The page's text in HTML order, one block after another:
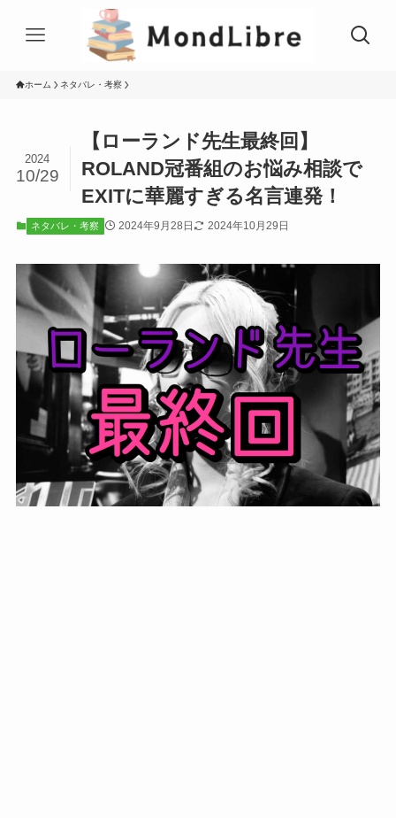
ホーム ネタバレ・考察
【ローランド先生最終回】
ROLAND冠番組のお悩み相談で
EXITに華麗すぎる名言連発！
2024
10/29
ネタバレ・考察 2024年9月28日 2024年10月29日